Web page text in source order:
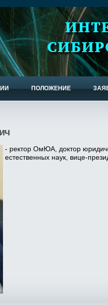
ПОЛОЖЕНИЕ
- ректор ОмЮА, доктор
естественных наук, вице-